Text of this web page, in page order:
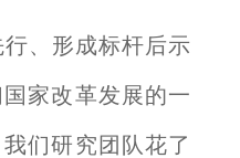
、形成标杆后示
家改革发展的一
们研究团队花了